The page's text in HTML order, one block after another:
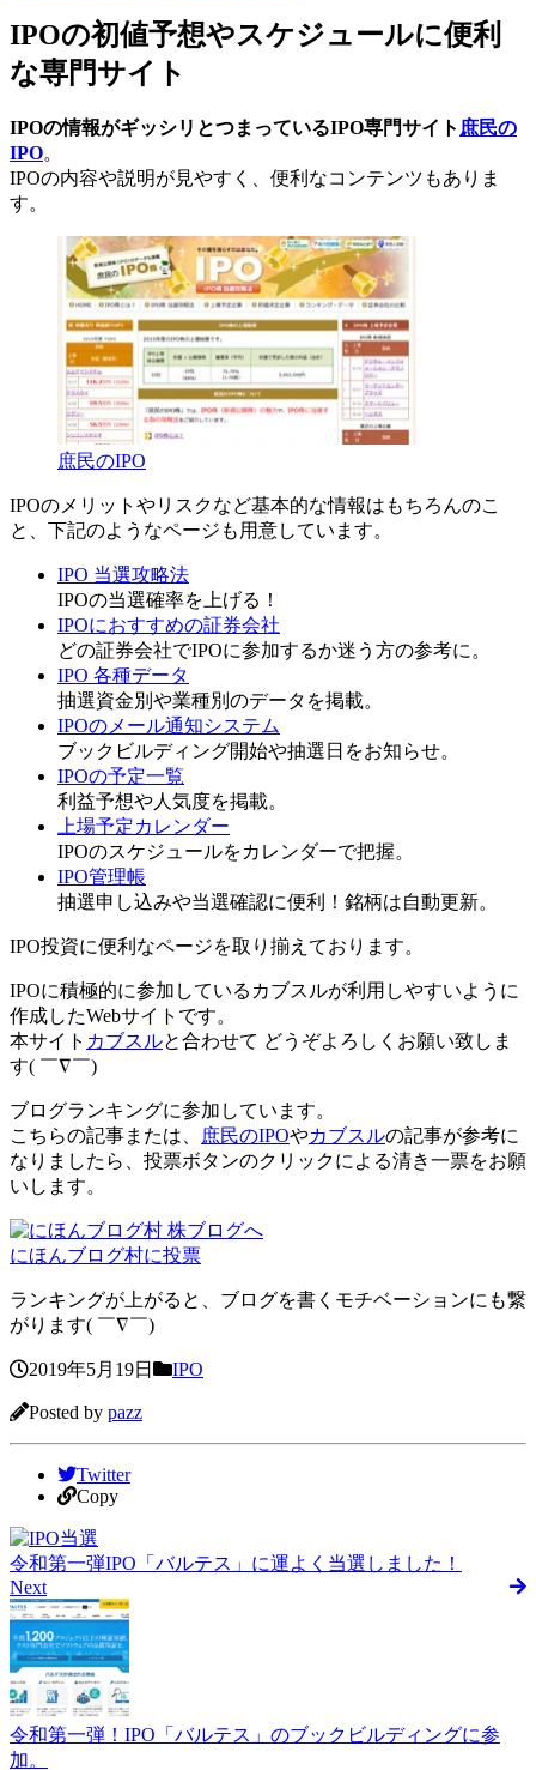
IPOの初値予想やスケジュールに便利
な専門サイト
IPOの情報がギッシリとつまっているIPO専門サイト 庶民の
IPO。
IPOの内容や説明が見やすく、便利なコンテンツ もありま
す。
庶民のIPO
IPOのメリットやリスクなど基本的な情報はもちろんのこ
と、下記のようなページも用意しています。
IPO 当選攻略法
IPOの当選確率を上げる！
IPOにおすすめの証券会社
どの証券会社でIPOに参加するか迷う方の参考に。
IPO 各種データ
抽選資金別や業種別のデータを掲載。
IPOのメール通知システム
ブックビルディング開始や抽選日をお知らせ。
IPOの予定一覧
利益予想や人気度を掲載。
上場予定カレンダー
IPOのスケジュールをカレンダーで把握。
IPO管理帳
抽選申し込みや当選確認に便利！銘柄は自動更新。
IPO投資に便利なページを取り揃えております。
IPOに積極的に参加しているカブスルが利用しやすいように
作成したWebサイトです。
本サイト カブスルと合わせて どうぞよろしくお願い致しま
す( ￣∇￣)
ブログランキングに参加しています。
こちらの記事または、
庶民のIPOやカブスルの記事が参考に
なりましたら、投票ボタンのクリックによる清き一票をお願
いします。
にほんブログ村に投票
ランキングが上がると、ブログを書くモチベーションにも繋
がります( ￣∇￣)
2019年5月19日 IPO
Posted by pazz
Twitter
Copy
令和第一弾IPO「バルテス」に運よく当選しました！
Next
令和第一弾！IPO「バルテス」のブックビルディングに参
加。